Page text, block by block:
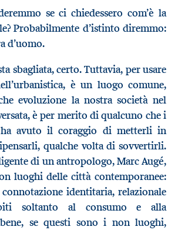
se ci chiedessero com’è la
Probabilmente d’istinto diremmo:
d’uomo.
sbagliata, certo. Tuttavia, per usare
è un luogo comune,
evoluzione la nostra società nel
è per merito di qualcuno che i
avuto il coraggio di metterli in
qualche volta di sovvertirli.
di un antropologo, Marc Augé,
luoghi delle città contemporanee:
identitaria, relazionale
soltanto al consumo e alla
se questi sono i non luoghi,